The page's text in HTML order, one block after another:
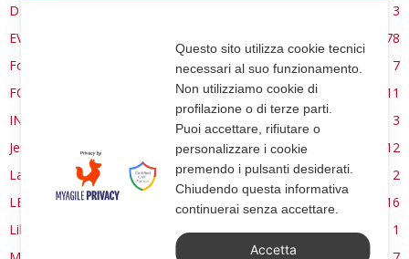
DE RE AEDIFICATORIA
3
EVENTI
78
Forma, spazio e ordine
7
FORMAZIONE
11
INTERVIEW
3
Jerusalem
12
La Materia e l'Immagine
2
LETTURE
16
Libri
1
Questo sito utilizza cookie tecnici
necessari al suo funzionamento.
Non utilizziamo cookie di
profilazione o di terze parti.
Puoi accettare, rifiutare o
personalizzare i cookie
premendo i pulsanti desiderati.
Chiudendo questa informativa
continuerai senza accettare.
Accetta